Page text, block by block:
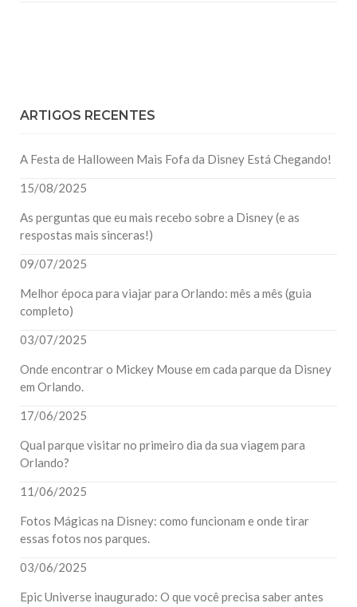
ARTIGOS RECENTES
A Festa de Halloween Mais Fofa da Disney Está Chegando!
15/08/2025
As perguntas que eu mais recebo sobre a Disney (e as
respostas mais sinceras!)
09/07/2025
Melhor época para viajar para Orlando: mês a mês (guia
completo)
03/07/2025
Onde encontrar o Mickey Mouse em cada parque da Disney
em Orlando.
17/06/2025
Qual parque visitar no primeiro dia da sua viagem para
Orlando?
11/06/2025
Fotos Mágicas na Disney: como funcionam e onde tirar
essas fotos nos parques.
03/06/2025
Epic Universe inaugurado: O que você precisa saber antes